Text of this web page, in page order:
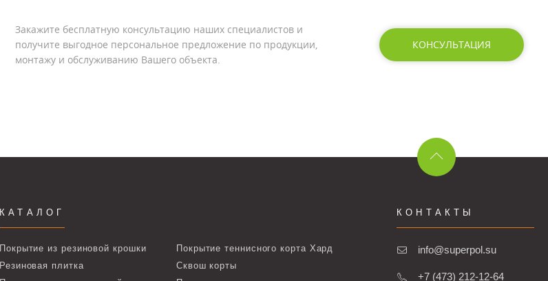
Закажите бесплатную консультацию наших специалистов и
получите выгодное персональное предложение по продукции,
монтажу и обслуживанию Вашего объекта.
КОНСУЛЬТАЦИЯ
КАТАЛОГ
Покрытие из резиновой крошки
Резиновая плитка
Покрытие теннисного корта Хард
Сквош корты
КОНТАКТЫ
info@superpol.su
+7 (473) 212-12-64